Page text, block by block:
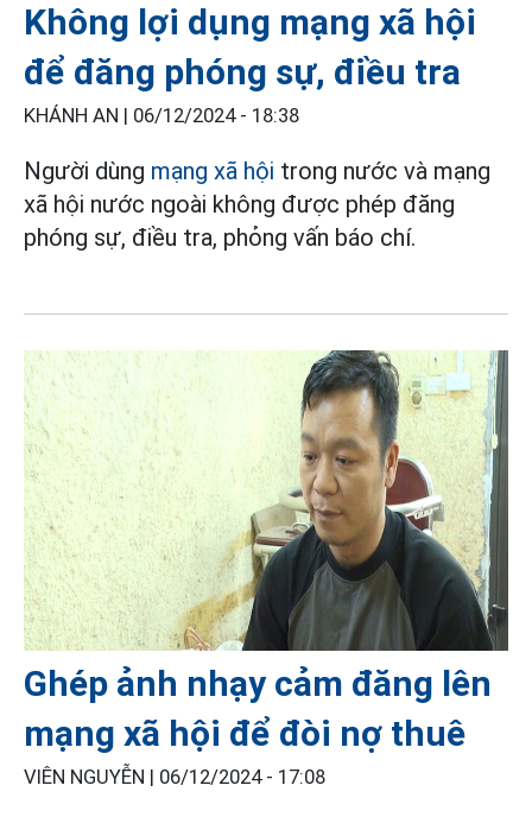
Không lợi dụng mạng xã hội
để đăng phóng sự, điều tra
KHÁNH AN | 06/12/2024 - 18:38
Người dùng mạng xã hội trong nước và mạng
xã hội nước ngoài không được phép đăng
phóng sự, điều tra, phỏng vấn báo chí.
Ghép ảnh nhạy cảm đăng lên
mạng xã hội để đòi nợ thuê
VIÊN NGUYỄN | 06/12/2024 - 17:08